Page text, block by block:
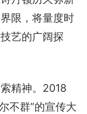
限，将量度时
艺的广阔探
精神。2018
不群”的宣传大